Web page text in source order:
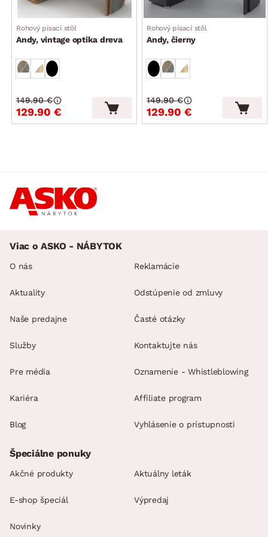
dodávané bez úložných boxov, šanónov a vyobrazených
doplnkových predmetov
dodávané v demonte
Rohový písací stôl
Andy, vintage optika dreva
129.90 €
149.90 €
Rohový písací stôl
Andy, čierny
129.90 €
149.90 €
Viac o ASKO - NÁBYTOK
O nás
Aktuality
Naše predajne
Služby
Pre média
Kariéra
Blog
Reklamácie
Odstúpenie od zmluvy
Časté otázky
Kontaktujte nás
Oznamenie - Whistleblowing
Affiliate program
Vyhlásenie o prístupnosti
Špeciálne ponuky
Akčné produkty Aktuálny leták
E-shop špeciál Výpredaj
Novinky